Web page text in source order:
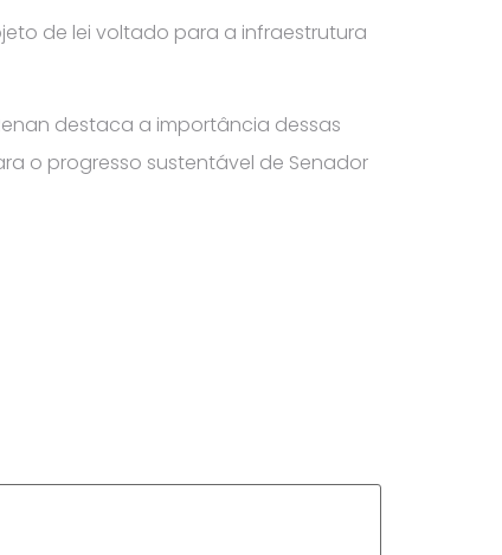
de lei voltado para a infraestrutura
destaca a importância dessas
o progresso sustentável de Senador